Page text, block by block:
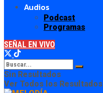
Audios
Podcast
Programas
SEÑAL EN VIVO
Sin Resultados
Ver Todos los Resultados